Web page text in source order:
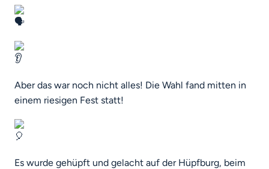
Aber das war noch nicht alles! Die Wahl fand mitten in
einem riesigen Fest statt!
Es wurde gehüpft und gelacht auf der Hüpfburg, beim